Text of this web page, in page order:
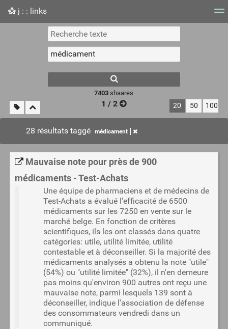
j : : links
Nuage de tags Mur d'images
7403 shaares
1 / 2 20 50 100
28 résultats taggé médicament
Mauvaise note pour près de 900
médicaments - Test-Achats
Une équipe de pharmaciens et de médecins de
Test-Achats a évalué l'efficacité de 6500
médicaments sur les 7250 en vente sur le
marché belge. En fonction de critères
scientifiques, ils les ont classés dans quatre
catégories: utile, utilité limitée, utilité
contestable et à déconseiller. Si la majorité des
médicaments analysés a obtenu la note "utile"
(54%) ou "utilité limitée" (32%), il n'en demeure
pas moins qu'environ 900 autres ont reçu une
mauvaise note, parmi lesquels 139 sont à
déconseiller, indique l'association de défense
des consommateurs vendredi dans un
communiqué.